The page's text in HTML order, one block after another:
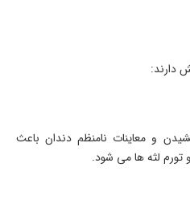
دارند:
و معاینات نامنظم دندان باعث
تورم لثه ها می شود.